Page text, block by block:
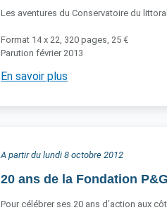
Les aventures du Conservatoire du
Format 14 x 22, 320 pages, 25 €
Parution février 2013
En savoir plus
A partir du lundi 8 octobre 2012
20 ans de la Fondation
Pour célébrer ses 20 ans d’action aux